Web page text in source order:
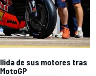
de sus motores tras